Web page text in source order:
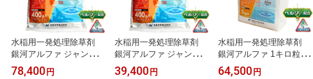
水稲用一発処理除草剤
銀河アルファ ジャンボ
400g×20袋セット 水田
78,400円
水稲用一発処理除草剤
銀河アルファ ジャンボ
400g×10袋セット 水田
39,400円
水稲用一発処理除草剤
銀河アルファ 1キロ粒
剤 20kg 田植同時散
64,500円